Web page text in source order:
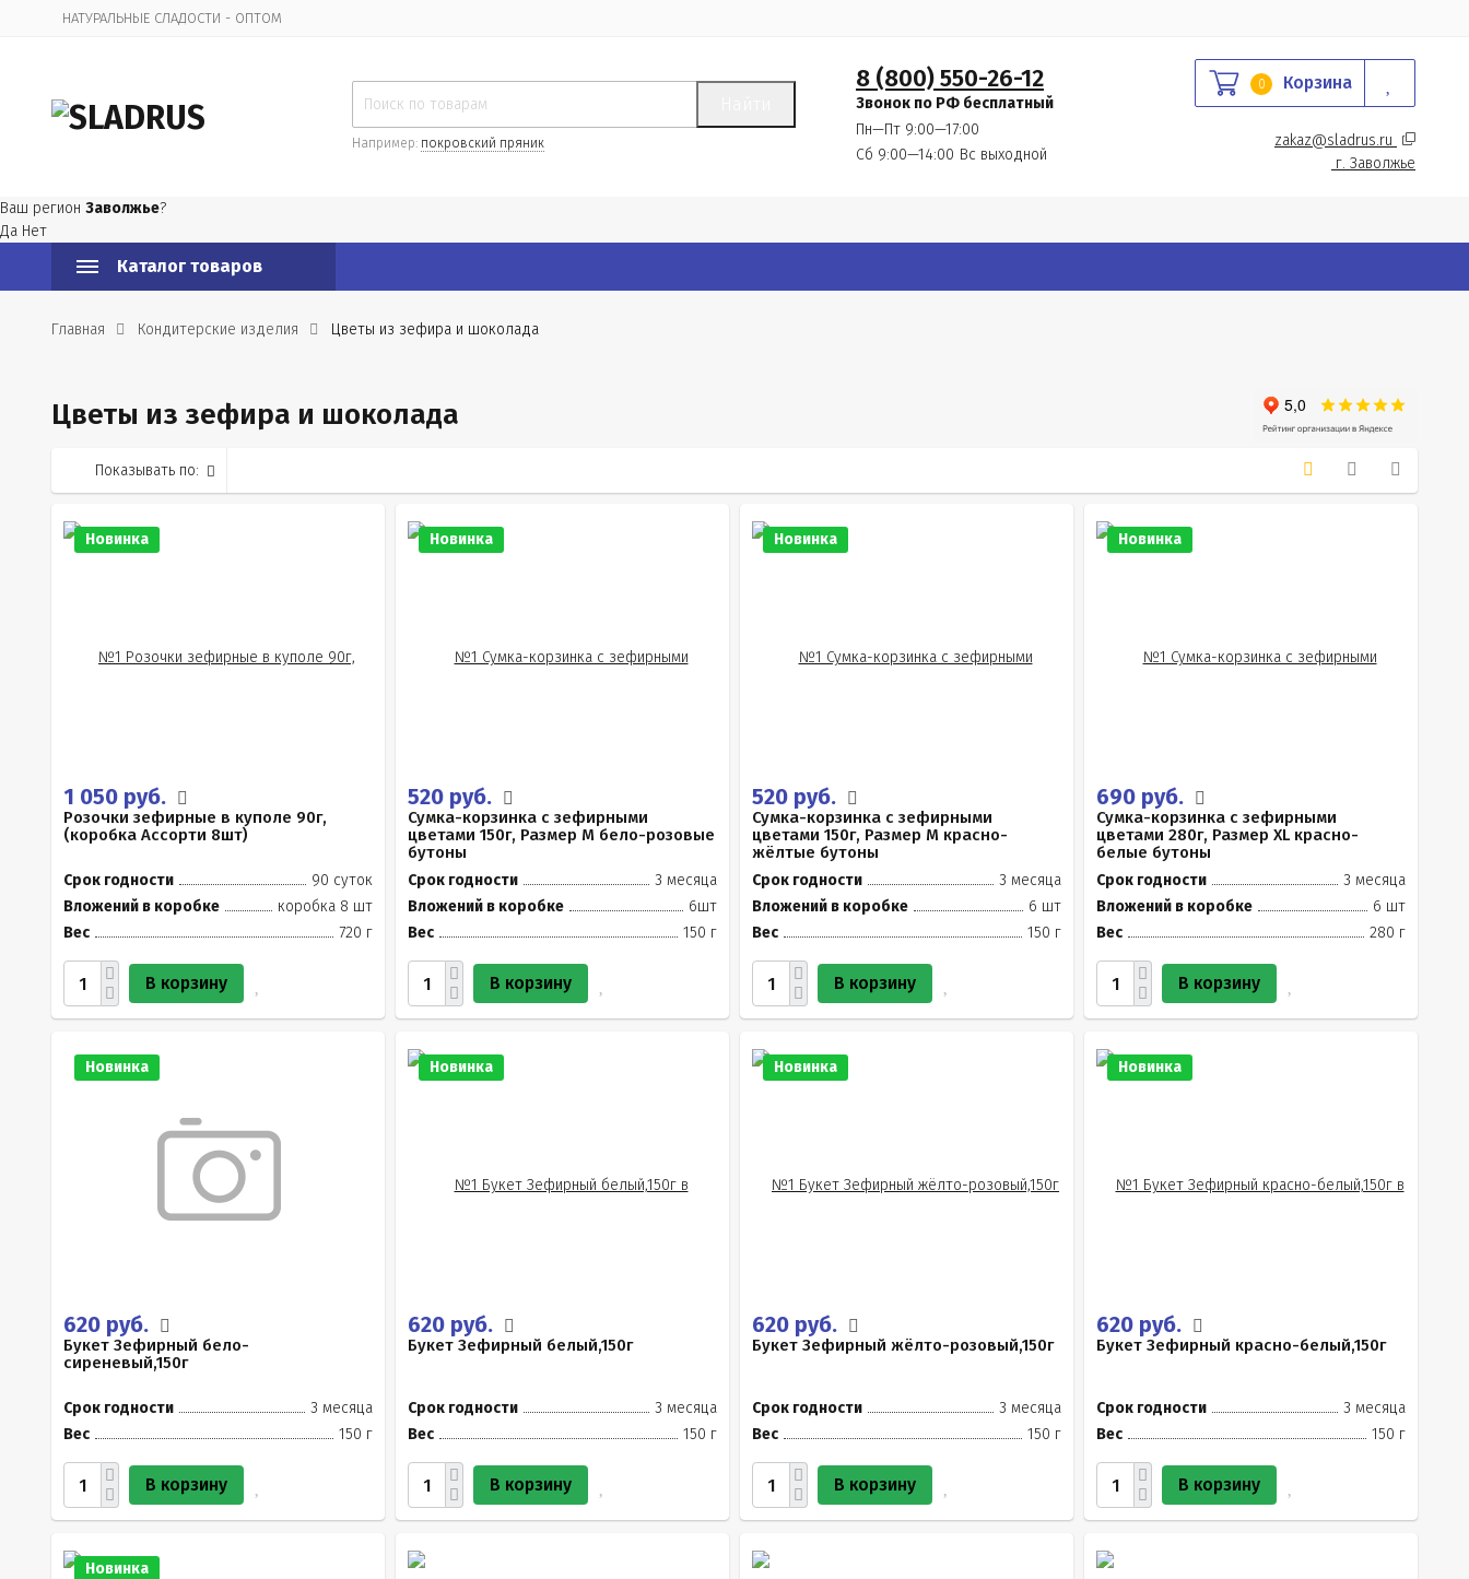
НАТУРАЛЬНЫЕ СЛАДОСТИ - ОПТОМ
Например: покровский пряник
8 (800) 550-26-12
Звонок по РФ бесплатный
Пн—Пт 9:00—17:00
Сб 9:00—14:00 Вс выходной
0 Корзина
zakaz@sladrus.ru
г. Заволжье
Ваш регион Заволжье?
Да Нет
Каталог товаров
Главная Кондитерские изделия Цветы из зефира и шоколада
Цветы из зефира и шоколада
Показывать по:
Новинка
1 050 руб.
Розочки зефирные в куполе 90г,
(коробка Ассорти 8шт)
Срок годности
90 суток
Вложений в коробке
коробка 8 шт
Вес
720 г
В корзину
Новинка
520 руб.
Сумка-корзинка с зефирными
цветами 150г, Размер М бело-розовые
бутоны
Срок годности
3 месяца
Вложений в коробке
6шт
Вес
150 г
В корзину
Новинка
520 руб.
Сумка-корзинка с зефирными
цветами 150г, Размер М красно-
жёлтые бутоны
Срок годности
3 месяца
Вложений в коробке
6 шт
Вес
150 г
В корзину
Новинка
690 руб.
Сумка-корзинка с зефирными
цветами 280г, Размер XL красно-
белые бутоны
Срок годности
3 месяца
Вложений в коробке
6 шт
Вес
280 г
В корзину
Новинка
620 руб.
Букет Зефирный бело-
сиреневый,150г
Срок годности
3 месяца
Вес
150 г
В корзину
Новинка
620 руб.
Букет Зефирный белый,150г
Срок годности
3 месяца
Вес
150 г
В корзину
Новинка
620 руб.
Букет Зефирный жёлто-розовый,150г
Срок годности
3 месяца
Вес
150 г
В корзину
Новинка
620 руб.
Букет Зефирный красно-белый,150г
Срок годности
3 месяца
Вес
150 г
В корзину
Новинка